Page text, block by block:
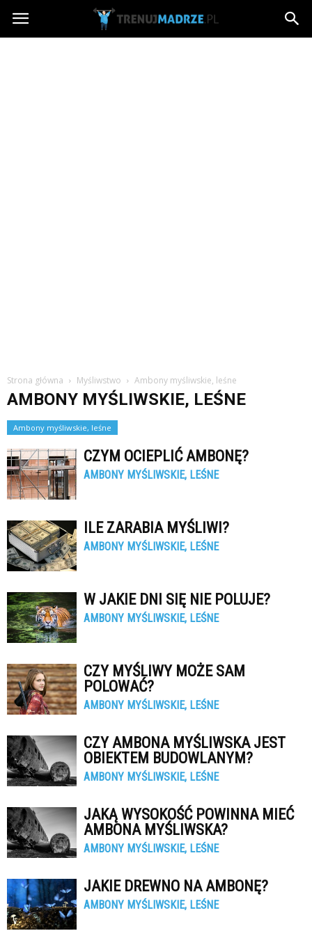
trenujmadrze.pl
Strona główna Myśliwstwo Ambony myśliwskie, leśne
AMBONY MYŚLIWSKIE, LEŚNE
Ambony myśliwskie, leśne
CZYM OCIEPLIĆ AMBONĘ?
AMBONY MYŚLIWSKIE, LEŚNE
ILE ZARABIA MYŚLIWI?
AMBONY MYŚLIWSKIE, LEŚNE
W JAKIE DNI SIĘ NIE POLUJE?
AMBONY MYŚLIWSKIE, LEŚNE
CZY MYŚLIWY MOŻE SAM
POLOWAĆ?
AMBONY MYŚLIWSKIE, LEŚNE
CZY AMBONA MYŚLIWSKA JEST
OBIEKTEM BUDOWLANYM?
AMBONY MYŚLIWSKIE, LEŚNE
JAKĄ WYSOKOŚĆ POWINNA MIEĆ
AMBONA MYŚLIWSKA?
AMBONY MYŚLIWSKIE, LEŚNE
JAKIE DREWNO NA AMBONĘ?
AMBONY MYŚLIWSKIE, LEŚNE